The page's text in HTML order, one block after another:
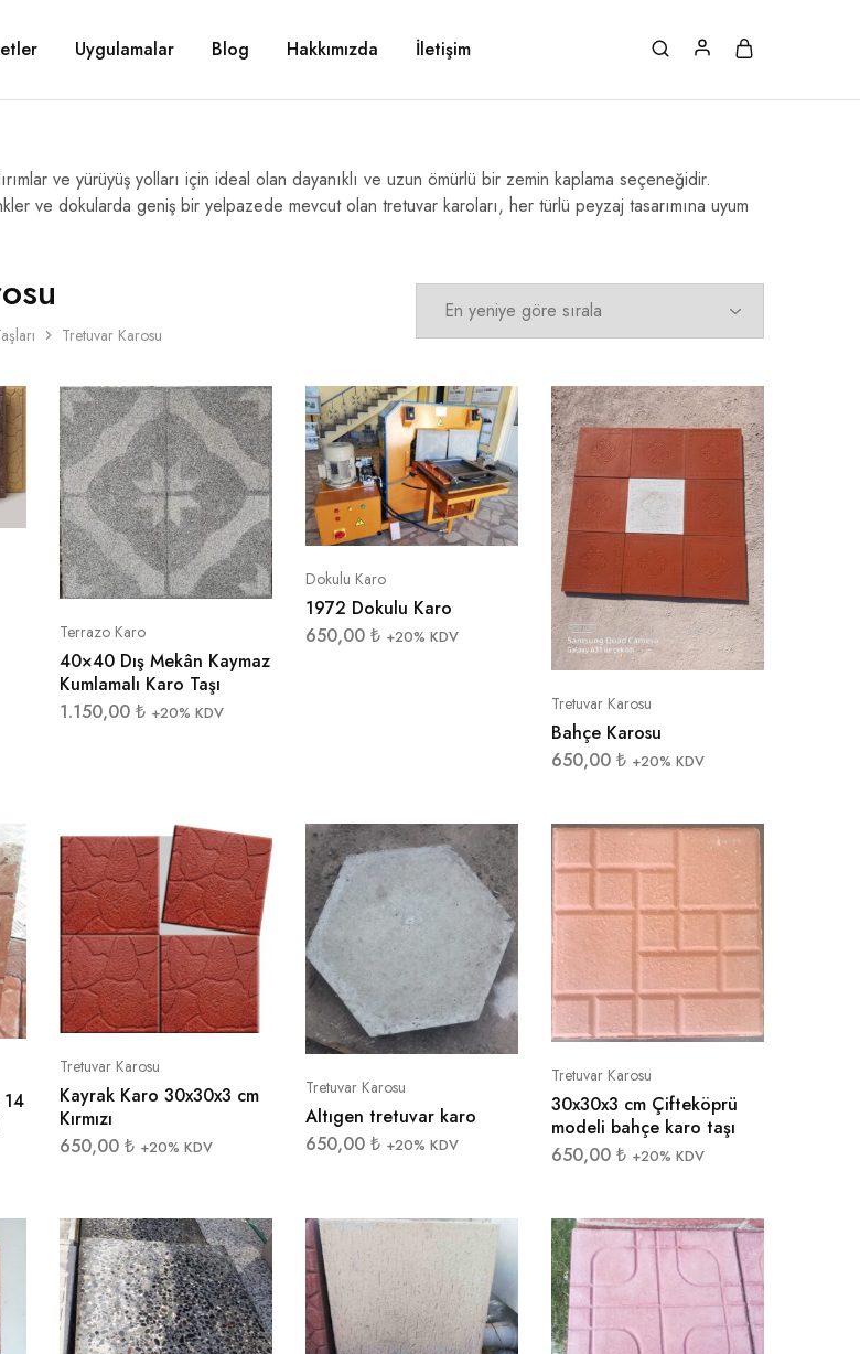
Uygulamalar Blog Hakkımızda İletişim
ve yürüyüş yolları için ideal olan dayanıklı ve uzun ömürlü bir zemin kaplama seçeneğidir.
ve dokularda geniş bir yelpazede mevcut olan tretuvar karoları, her türlü peyzaj tasarımına uyum
Tretuvar Karosu
Terrazo Karo
40×40 Dış Mekân Kaymaz
Kumlamalı Karo Taşı
1.150,00 ₺ +20% KDV
Dokulu Karo
1972 Dokulu Karo
650,00 ₺ +20% KDV
Tretuvar Karosu
Bahçe Karosu
650,00 ₺ +20% KDV
Tretuvar Karosu
Kayrak Karo 30x30x3 cm
Kırmızı
650,00 ₺ +20% KDV
Tretuvar Karosu
Altıgen tretuvar karo
650,00 ₺ +20% KDV
Tretuvar Karosu
30x30x3 cm Çifteköprü
modeli bahçe karo taşı
650,00 ₺ +20% KDV